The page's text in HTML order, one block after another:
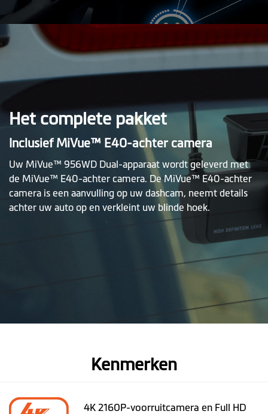
Het complete pakket
Inclusief MiVue™ E40-achter camera
Uw MiVue™ 956WD Dual-apparaat wordt geleverd met
de MiVue™ E40-achter camera. De MiVue™ E40-achter
camera is een aanvulling op uw dashcam, neemt details
achter uw auto op en verkleint uw blinde hoek.
Kenmerken
4K 2160P-voorruitcamera en Full HD